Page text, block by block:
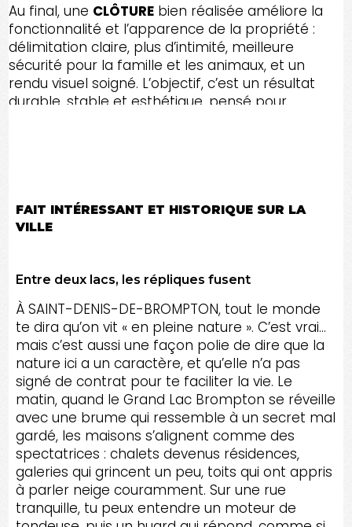
Au final, une CLÔTURE bien réalisée améliore la
fonctionnalité et l’apparence de la propriété :
délimitation claire, plus d’intimité, meilleure
sécurité pour la famille et les animaux, et un
rendu visuel soigné. L’objectif, c’est un résultat
durable, stable et esthétique, pensé pour
FAIT INTÉRESSANT ET HISTORIQUE SUR LA
VILLE
Entre deux lacs, les répliques fusent
À SAINT-DENIS-DE-BROMPTON, tout le monde
te dira qu’on vit « en pleine nature ». C’est vrai…
mais c’est aussi une façon polie de dire que la
nature ici a un caractère, et qu’elle n’a pas
signé de contrat pour te faciliter la vie. Le
matin, quand le Grand Lac Brompton se réveille
avec une brume qui ressemble à un secret mal
gardé, les maisons s’alignent comme des
spectatrices : chalets devenus résidences,
galeries qui grincent un peu, toits qui ont appris
à parler neige couramment. Sur une rue
tranquille, tu peux entendre un moteur de